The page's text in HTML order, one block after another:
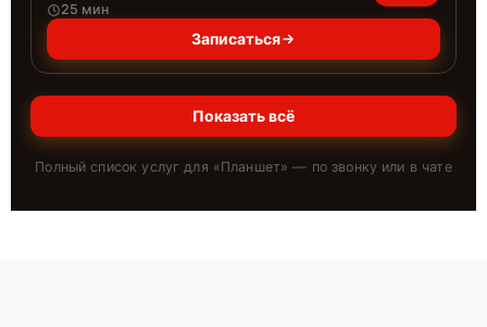
25 мин
Записаться
Показать всё
Полный список услуг для «Планшет» — по звонку или в чате